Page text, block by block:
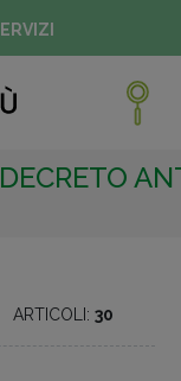
DECRETO
ARTICOLI: 30